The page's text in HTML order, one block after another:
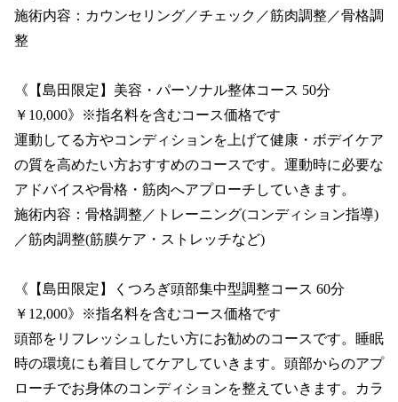
カラダ会員特典について
マイページ
おうちでカラダファクトリー
整体・骨盤ジャーナル
カラダメンバーズカードマイページ
事業・活動レポート
アスリートサポート
フランチャイズ事業/加盟店オーナー募集
施術内容：カウンセリング／チェック／筋肉調整／骨格調
整
《【島田限定】美容・パーソナル整体コース 50分
￥10,000》※指名料を含むコース価格です
運動してる方やコンディションを上げて健康・ボデイケア
の質を高めたい方おすすめのコースです。運動時に必要な
アドバイスや骨格・筋肉へアプローチしていきます。
施術内容：骨格調整／トレーニング(コンディション指導)
／筋肉調整(筋膜ケア・ストレッチなど)
《【島田限定】くつろぎ頭部集中型調整コース 60分
￥12,000》※指名料を含むコース価格です
頭部をリフレッシュしたい方にお勧めのコースです。睡眠
時の環境にも着目してケアしていきます。頭部からのアプ
ローチでお身体のコンディションを整えていきます。カラ